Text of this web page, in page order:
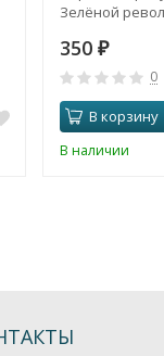
Зелёной
350 ₽
0
В корзину
В наличии